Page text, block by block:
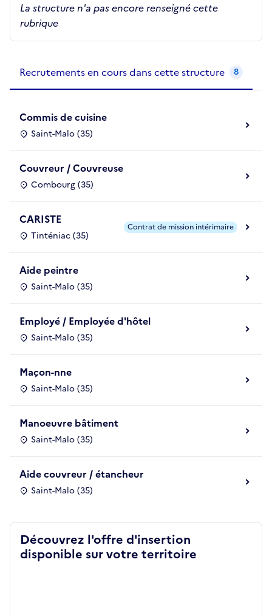
La structure n'a pas encore renseigné cette
rubrique
Recrutements en cours dans cette structure 8
Commis de cuisine
Saint-Malo (35)
Couvreur / Couvreuse
Combourg (35)
CARISTE
Tinténiac (35)
Contrat de mission intérimaire
Aide peintre
Saint-Malo (35)
Employé / Employée d'hôtel
Saint-Malo (35)
Maçon-nne
Saint-Malo (35)
Manoeuvre bâtiment
Saint-Malo (35)
Aide couvreur / étancheur
Saint-Malo (35)
Découvrez l'offre d'insertion
disponible sur votre territoire